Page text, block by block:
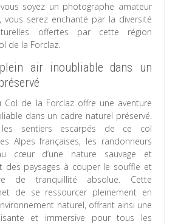
soyez un photographe amateur
vous serez enchanté par la diversité
offertes par cette région
de la Forclaz.
air inoubliable dans un
Col de la Forclaz offre une aventure
dans un cadre naturel préservé.
sentiers escarpés de ce col
Alpes françaises, les randonneurs
cœur d’une nature sauvage et
des paysages à couper le souffle et
de tranquillité absolue. Cette
de se ressourcer pleinement en
naturel, offrant ainsi une
et immersive pour tous les